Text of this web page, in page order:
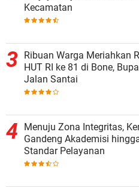
Kecamatan
Ribuan Warga Meriahkan
HUT RI ke 81 di Bone,
Jalan Santai
Menuju Zona Integritas,
Gandeng Akademisi
Standar Pelayanan